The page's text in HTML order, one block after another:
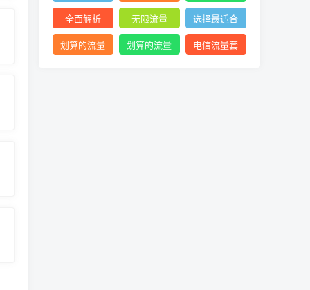
价格
界利器
全面解析
无限流量
选择最适合
的流量套餐
划算的流量
划算的流量
电信流量套